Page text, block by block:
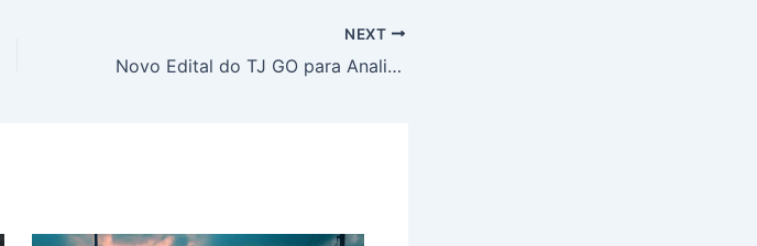
NEXT
Novo Edital do TJ GO para Analista Judiciário: Oportunidades a Caminho!